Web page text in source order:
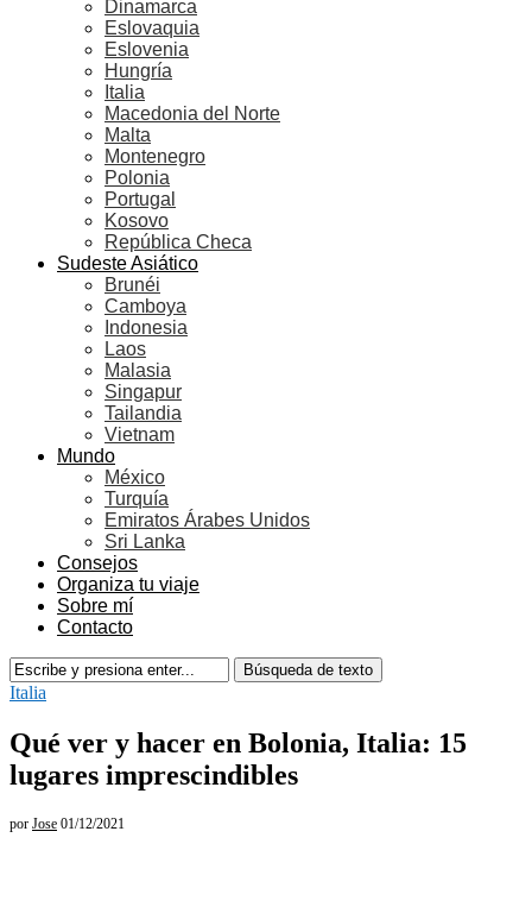
Dinamarca
Eslovaquia
Eslovenia
Hungría
Italia
Macedonia del Norte
Malta
Montenegro
Polonia
Portugal
Kosovo
República Checa
Sudeste Asiático
Brunéi
Camboya
Indonesia
Laos
Malasia
Singapur
Tailandia
Vietnam
Mundo
México
Turquía
Emiratos Árabes Unidos
Sri Lanka
Consejos
Organiza tu viaje
Sobre mí
Contacto
Italia
Qué ver y hacer en Bolonia, Italia: 15
lugares imprescindibles
por Jose 01/12/2021